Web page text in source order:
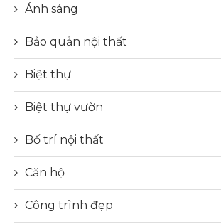
Ánh sáng
Bảo quản nội thất
Biệt thự
Biệt thự vườn
Bố trí nội thất
Căn hộ
Công trình đẹp